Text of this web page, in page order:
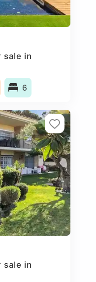
sale in
6
sale in